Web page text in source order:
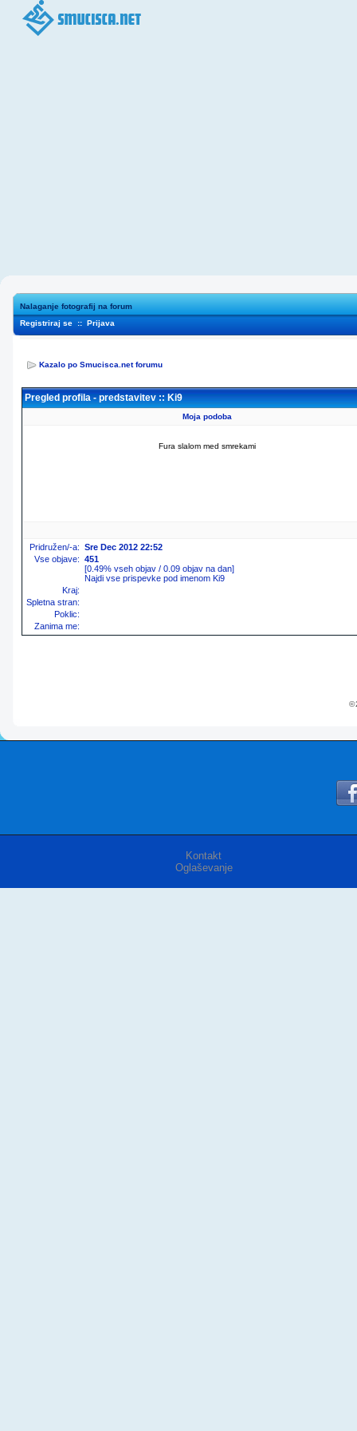
Nalaganje fotografij na forum
Registriraj se :: Prijava
Kazalo po Smucisca.net forumu
Pregled profila - predstavitev :: Ki9
Moja podoba
Fura slalom med smrekami
Pridružen/-a: Sre Dec 2012 22:52
Vse objave: 451
[0.49% vseh objav / 0.09 objav na dan]
Najdi vse prispevke pod imenom Ki9
Kraj:
Spletna stran:
Poklic:
Zanima me:
©
Kontakt
Oglaševanje